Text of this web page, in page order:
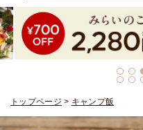
トップページ > キャンプ飯